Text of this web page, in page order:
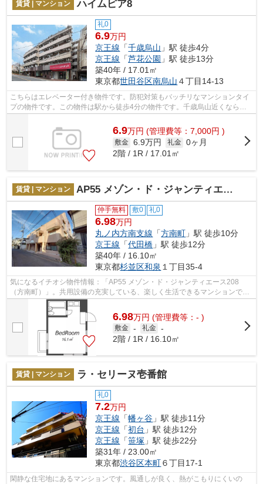
賃貸 | マンション ハイムピア8
礼0
6.9万円
京王線 「千歳烏山 」駅 徒歩4分
京王線 「芦花公園 」駅 徒歩13分
築40年 / 17.01㎡
東京都世田谷区南烏山 ４丁目14-13
こちらはエレベーター付き物件です。防犯対策もバッチリなマンションタイ
プの物件です。この物件は駅から徒歩4分の物件です。千歳烏山近くなら、
通勤や通学で不便を感じることも少ない...
6.9万円 (管理費等：7,000円 )
敷金 6.9万円 礼金 0ヶ月
2階 / 1R / 17.01㎡
賃貸 | マンション AP55 メゾン・ド・ジャンティエース208 （方南町）
仲手無料 敷0 礼0
6.98万円
丸ノ内方南支線 「方南町 」駅 徒歩10分
京王線 「代田橋 」駅 徒歩12分
築40年 / 16.10㎡
東京都杉並区和泉 １丁目35-4
気になるイチオシ物件情報：「AP55 メゾン・ド・ジャンティエース208
（方南町）」。共用設備の充実している、楽しく生活できるマンションで
す。駅まで徒歩10分なので、アクセスの良い...
6.98万円 (管理費等：- )
敷金 - 礼金 -
2階 / 1R / 16.10㎡
賃貸 | マンション ラ・セリーヌ壱番館
礼0
7.2万円
京王線 「幡ヶ谷 」駅 徒歩11分
京王線 「初台 」駅 徒歩12分
京王線 「笹塚 」駅 徒歩22分
築31年 / 23.00㎡
東京都渋谷区本町６丁目17-1
閑静な住宅地にあるマンションです。風通しが良く、熱がこもりにくいの